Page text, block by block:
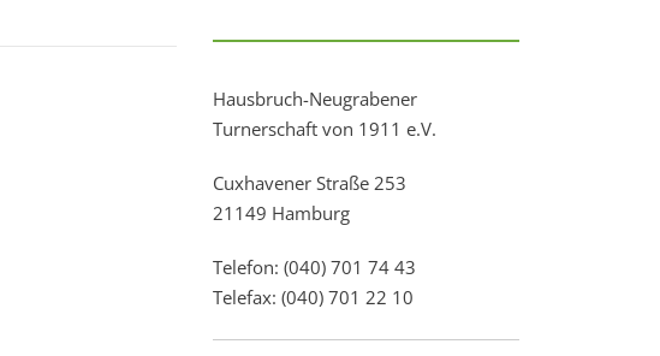
Hausbruch-Neugrabener
Turnerschaft von 1911 e.V.
Cuxhavener Straße 253
21149 Hamburg
Telefon: (040) 701 74 43
Telefax: (040) 701 22 10